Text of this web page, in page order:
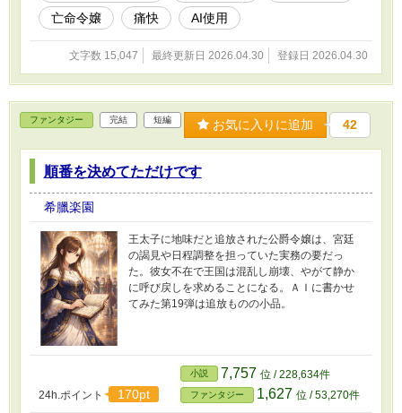
亡命令嬢
痛快 AI使用
文字数 15,047 最終更新日 2026.04.30 登録日 2026.04.30
ファンタジー 完結 短編 お気に入りに追加 42
順番を決めてただけです
希臘楽園
王太子に地味だと追放された公爵令嬢は、宮廷
の謁見や日程調整を担っていた実務の要だっ
た。彼女不在で王国は混乱し崩壊、やがて静か
に呼び戻しを求めることになる。ＡＩに書かせ
てみた第19弾は追放ものの小品。
24h.ポイント 170pt
小説 7,757 位 / 228,634件
ファンタジー 1,627 位 / 53,270件